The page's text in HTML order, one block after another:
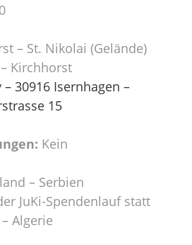
– St. Nikolai (Gelände)
Kirchhorst
– 30916 Isernhagen –
15
Kein
– Serbien
JuKi-Spendenlauf statt
Algerie